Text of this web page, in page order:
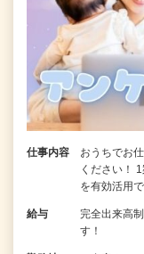
仕事内容
おうちでお
ください！
を有効活用
給与
完全出来高
す！